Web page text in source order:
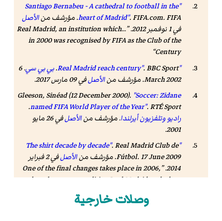
"Santiago Bernabeu - A cathedral to football in the
heart of Madrid".FIFA.com. FIFA. مؤرشف من
الأصل
في 1 نوفمبر 2012
.
...Real Madrid, an institution which
in 2000 was recognised by FIFA as the Club of the
Century
"Real Madrid reach century"
.BBC Sport
.بي بي سي . 6
March 2002. مؤرشف من
الأصلفي 09 مارس 2017
.
Gleeson, Sinéad (12 December 2000). "Soccer: Zidane
named FIFA World Player of the Year".RTÉ Sport
.
راديو وتلفزيون أيرلندا. مؤرشف منالأصل
في 26 مايو
2001
.
"The shirt decade by decade"
. Real Madrid Club de
Fútbol. 17 June 2009. مؤرشف من
الأصل
في 2 فبراير
2014
.
One of the final changes takes place in 2006,
when the crest accrediting Real Madrid as the best
Club of the 20th Century is added to the right side of
وصلات خارجية